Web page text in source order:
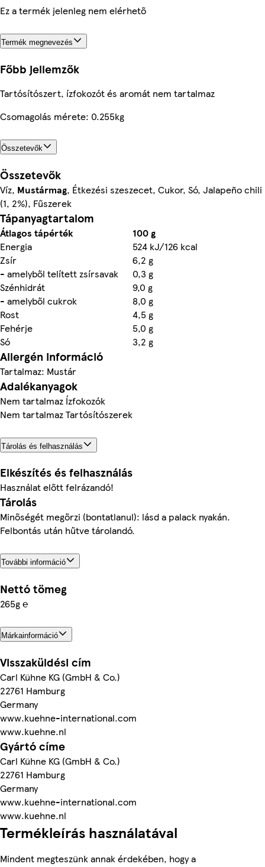
Ez a termék jelenleg nem elérhető
Termék megnevezés
Főbb jellemzők
Tartósítószert, ízfokozót és aromát nem tartalmaz
Csomagolás mérete: 0.255kg
Összetevők
Összetevők
Víz, Mustármag, Étkezési szeszecet, Cukor, Só, Jalapeño chili
(1, 2%), Fűszerek
Tápanyagtartalom
Átlagos tápérték
100 g
Energia
524 kJ/126 kcal
Zsír
6,2 g
- amelyből telített zsírsavak
0,3 g
Szénhidrát
9,0 g
- amelyből cukrok
8,0 g
Rost
4,5 g
Fehérje
5,0 g
Só
3,2 g
Allergén információ
Tartalmaz: Mustár
Adalékanyagok
Nem tartalmaz Ízfokozók
Nem tartalmaz Tartósítószerek
Tárolás és felhasználás
Elkészítés és felhasználás
Használat előtt felrázandó!
Tárolás
Minőségét megőrzi (bontatlanul): lásd a palack nyakán.
Felbontás után hűtve tárolandó.
További információ
Nettó tömeg
265g ℮
Márkainformáció
Visszaküldési cím
Carl Kühne KG (GmbH & Co.)
22761 Hamburg
Germany
www.kuehne-international.com
www.kuehne.nl
Gyártó címe
Carl Kühne KG (GmbH & Co.)
22761 Hamburg
Germany
www.kuehne-international.com
www.kuehne.nl
Termékleírás használatával
Mindent megteszünk annak érdekében, hogy a